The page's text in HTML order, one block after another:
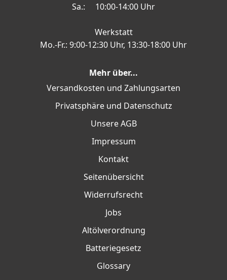
Sa.: 10:00-14:00 Uhr
Werkstatt
Mo.-Fr.: 9:00-12:30 Uhr, 13:30-18:00 Uhr
Mehr über...
Versandkosten und Zahlungsarten
Privatsphäre und Datenschutz
Unsere AGB
Impressum
Kontakt
Seitenübersicht
Widerrufsrecht
Jobs
Altölverordnung
Batteriegesetz
Glossary